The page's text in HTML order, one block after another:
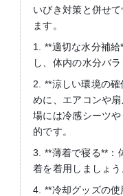
いびき対策と併せ
ます。
1. **適切な水分補
し、体内の水分バ
2. **涼しい環境の
めに、エアコンや
場には冷感シーツ
的です。
3. **薄着で寝る**：
着を着用しましょう
4. **冷却グッズの